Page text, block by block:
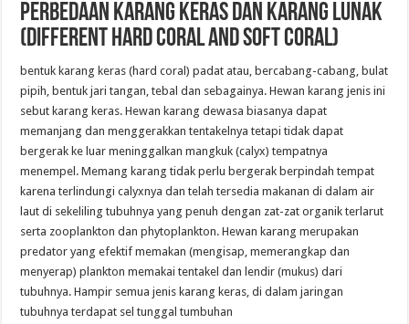
Perbedaan Karang Keras Dan Karang Lunak
(Different Hard Coral And Soft Coral)
bentuk karang keras (hard coral) padat atau, bercabang-cabang, bulat
pipih, bentuk jari tangan, tebal dan sebagainya. Hewan karang jenis ini
sebut karang keras. Hewan karang dewasa biasanya dapat
memanjang dan menggerakkan tentakelnya tetapi tidak dapat
bergerak ke luar meninggalkan mangkuk (calyx) tempatnya
menempel. Memang karang tidak perlu bergerak berpindah tempat
karena terlindungi calyxnya dan telah tersedia makanan di dalam air
laut di sekeliling tubuhnya yang penuh dengan zat-zat organik terlarut
serta zooplankton dan phytoplankton. Hewan karang merupakan
predator yang efektif memakan (mengisap, memerangkap dan
menyerap) plankton memakai tentakel dan lendir (mukus) dari
tubuhnya. Hampir semua jenis karang keras, di dalam jaringan
tubuhnya terdapat sel tunggal tumbuhan